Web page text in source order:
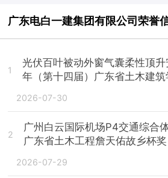
广东电白一建集团有限公司荣誉
1
光伏百叶被动外窗气囊柔性顶
年（第十四届）广东省土木建
2026-07-30
2
广州白云国际机场P4交通综合
广东省土木工程詹天佑故乡杯奖
2026-07-29